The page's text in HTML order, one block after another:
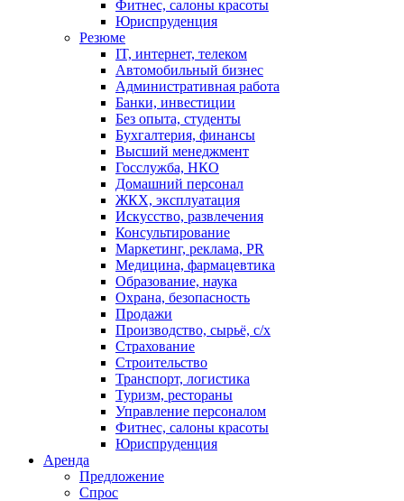
Фитнес, салоны красоты
Юриспруденция
Резюме
IT, интернет, телеком
Автомобильный бизнес
Административная работа
Банки, инвестиции
Без опыта, студенты
Бухгалтерия, финансы
Высший менеджмент
Госслужба, НКО
Домашний персонал
ЖКХ, эксплуатация
Искусство, развлечения
Консультирование
Маркетинг, реклама, PR
Медицина, фармацевтика
Образование, наука
Охрана, безопасность
Продажи
Производство, сырьё, с/х
Страхование
Строительство
Транспорт, логистика
Туризм, рестораны
Управление персоналом
Фитнес, салоны красоты
Юриспруденция
Аренда
Предложение
Спрос